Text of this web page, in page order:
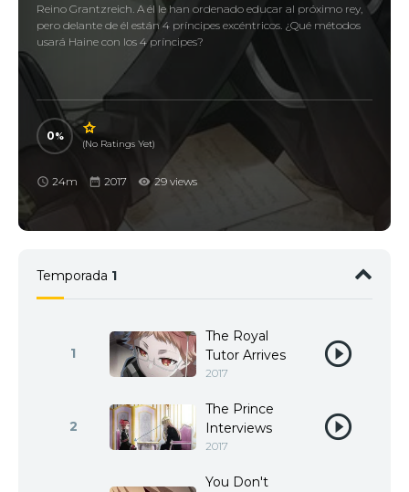
Reino Grantzreich. A él le han ordenado educar al próximo rey,
pero delante de él están 4 príncipes excéntricos. ¿Qué métodos
usará Haine con los 4 príncipes?
0
(No Ratings Yet)
24m 2017 29 views
Temporada 1
1
The Royal
Tutor Arrives
2017
2
The Prince
Interviews
2017
You Don't